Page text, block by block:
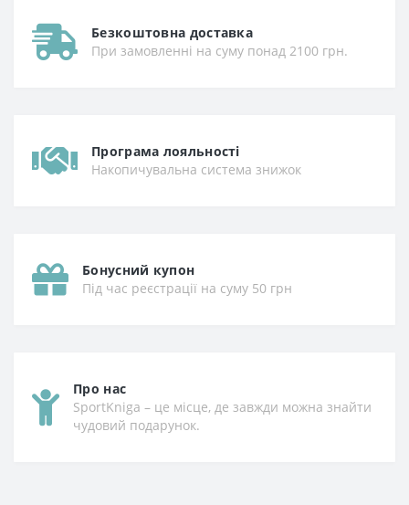
Безкоштовна доставка
При замовленні на суму понад 2100 грн.
Програма лояльності
Накопичувальна система знижок
Бонусний купон
Під час реєстрації на суму 50 грн
Про нас
SportKniga – це місце, де завжди можна знайти
чудовий подарунок.